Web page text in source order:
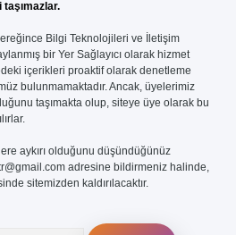
Bilgi Teknolojileri ve İletişim
bir Yer Sağlayıcı olarak hizmet
içerikleri proaktif olarak denetleme
bulunmamaktadır. Ancak, üyelerimiz
taşımakta olup, siteye üye olarak bu
aykırı olduğunu düşündüğünüz
adresine bildirmeniz halinde,
sitemizden kaldırılacaktır.